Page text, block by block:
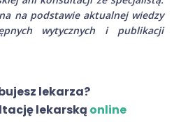
na podstawie aktualnej wiedzy
wytycznych i publikacji
lekarza?
lekarską online